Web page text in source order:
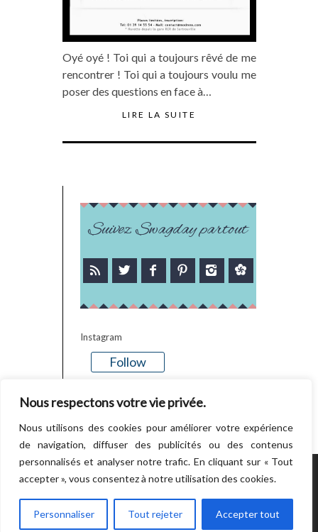
Nous respectons votre vie privée.
Nous utilisons des cookies pour améliorer votre expérience
de navigation, diffuser des publicités ou des contenus
personnalisés et analyser notre trafic. En cliquant sur « Tout
accepter », vous consentez à notre utilisation des cookies.
Personnaliser Tout rejeter Accepter tout
Oyé oyé ! Toi qui a toujours rêvé de me
rencontrer ! Toi qui a toujours voulu me
poser des questions en face à…
LIRE LA SUITE
Suivez Swagday partout
Instagram
Follow
POWERED BY WORDPRESS.CREATED BY
THEMESINDEP
RETOUR EN HAUT